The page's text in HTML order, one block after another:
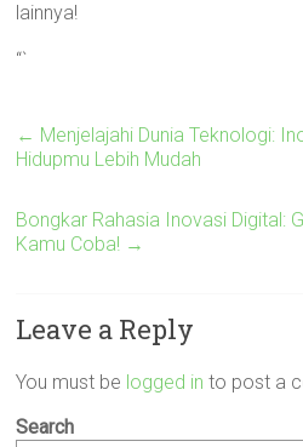
lainnya!
“`
← Menjelajahi Dunia Teknologi:
Hidupmu Lebih Mudah
Bongkar Rahasia Inovasi Digital:
Kamu Coba! →
Leave a Reply
You must be logged in to post a
Search